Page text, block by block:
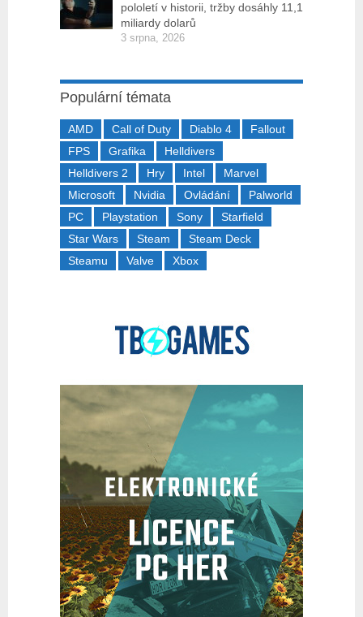
pololetí v historii, tržby dosáhly 11,1
miliardy dolarů
3 srpna, 2026
Populární témata
AMD Call of Duty Diablo 4
Fallout
FPS
Grafika
Helldivers
Helldivers 2
Hry Intel
Marvel
Microsoft
Nvidia Ovládání
Palworld
PC
Playstation Sony
Starfield
Star Wars
Steam
Steam Deck
Steamu
Valve Xbox